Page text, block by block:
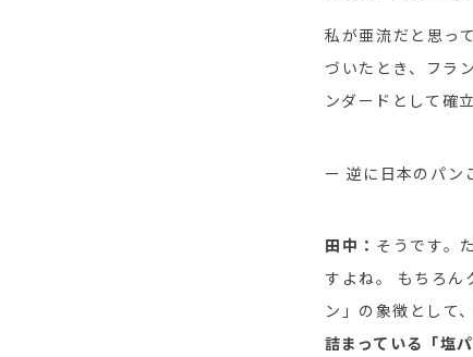
私が亜流だと思っ
づいたとき、フラ
ンダードとして確
ー 逆に日本のパン
田中： そうです。
すよね。 もちろん
ン」の象徴として
詰まっている「塩パ